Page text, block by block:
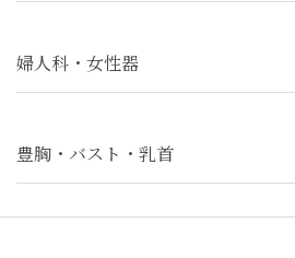
婦人科・女性器
豊胸・バスト・乳首